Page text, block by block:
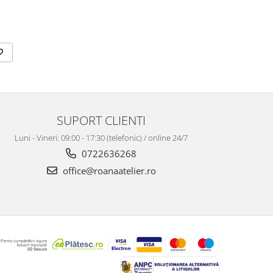
SUPORT CLIENTI
Luni - Vineri: 09:00 - 17:30 (telefonic) / online 24/7
0722636268
office@roanaatelier.ro